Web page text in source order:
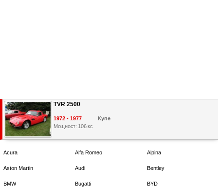
TVR 2500
1972 - 1977
Купе
Мощност: 106 кс
Acura Alfa Romeo Alpina
Aston Martin Audi Bentley
BMW Bugatti BYD